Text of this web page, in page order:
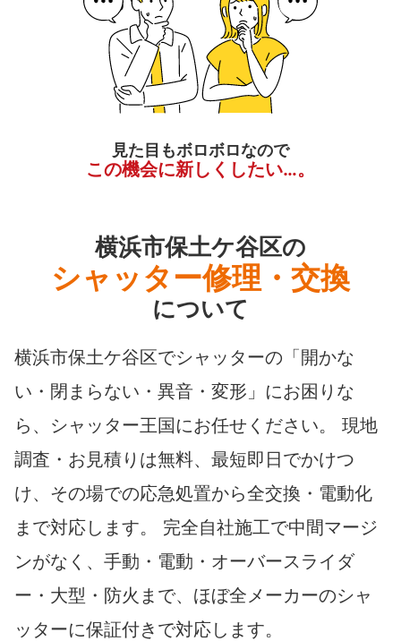
見た目もボロボロなので
この機会に新しくしたい…。
横浜市保土ケ谷区の
シャッター修理・交換
について
横浜市保土ケ谷区でシャッターの「開かな
い・閉まらない・異音・変形」にお困りな
ら、シャッター王国にお任せください。 現地
調査・お見積りは無料、最短即日でかけつ
け、その場での応急処置から全交換・電動化
まで対応します。 完全自社施工で中間マージ
ンがなく、手動・電動・オーバースライダ
ー・大型・防火まで、ほぼ全メーカーのシャ
ッターに保証付きで対応します。